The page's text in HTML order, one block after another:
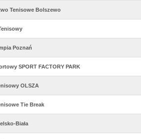
Tenisowe Bolszewo
Poznań
SPORT FACTORY PARK
OLSZA
Tie Break
Biała